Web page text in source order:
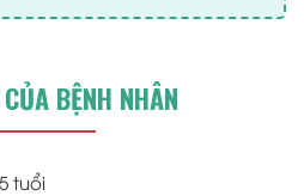
BỆNH NHÂN
tuổi